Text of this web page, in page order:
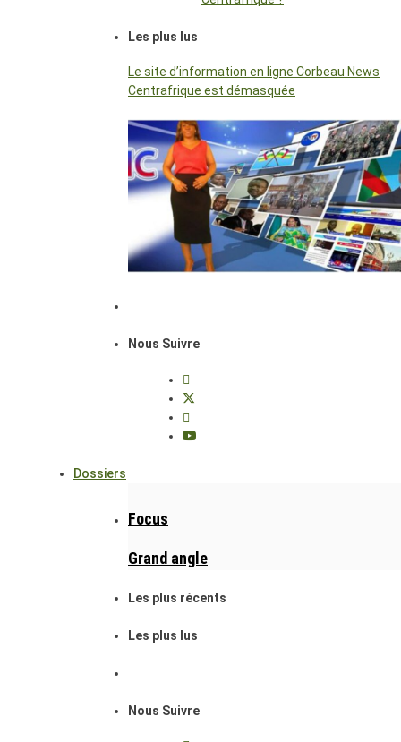
Les plus lus
Le site d’information en ligne Corbeau News
Centrafrique est démasquée
Nous Suivre
Dossiers
Focus
Grand angle
Les plus récents
Les plus lus
Nous Suivre